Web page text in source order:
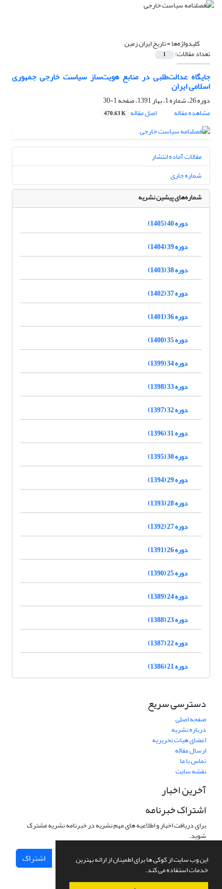
این وب سایت از کوکی ها برای اطمینان از ارائه بهترین
خدمات استفاده می کند.
کلیدواژه‌ها =تاریخ ایران زمین
تعداد مقالات: 1
جایگاه عدالت‌طلبی در منابع هویت‌ساز سیاست‌ خارجی جمهوری
اسلامی ایران
دوره 26، شماره 1، بهار 1391، صفحه
1-30
مشاهده مقاله
اصل مقاله 470.63 K
مقالات آماده انتشار
شماره جاری
شماره‌های پیشین نشریه
دوره 40 (1405)
دوره 39 (1404)
دوره 38 (1403)
دوره 37 (1402)
دوره 36 (1401)
دوره 35 (1400)
دوره 34 (1399)
دوره 33 (1398)
دوره 32 (1397)
دوره 31 (1396)
دوره 30 (1395)
دوره 29 (1394)
دوره 28 (1393)
دوره 27 (1392)
دوره 26 (1391)
دوره 25 (1390)
دوره 24 (1389)
دوره 23 (1388)
دوره 22 (1387)
دوره 21 (1386)
دسترسی سریع
صفحه اصلی
درباره نشریه
اعضای هیات تحریریه
ارسال مقاله
تماس با ما
نقشه سایت
آخرین اخبار
اشتراک خبرنامه
برای دریافت اخبار و اطلاعیه های مهم نشریه در خبرنامه نشریه مشترک
شوید.
اشتراک